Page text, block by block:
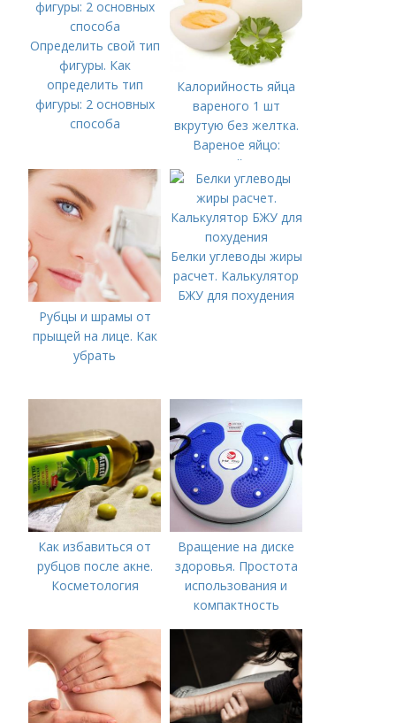
Определить свой тип
фигуры. Как
определить тип
фигуры: 2 основных
способа
Калорийность яйца
вареного 1 шт
вкрутую без желтка.
Вареное яйцо:
калорийность
Рубцы и шрамы от
прыщей на лице. Как
убрать
Белки углеводы жиры
расчет. Калькулятор
БЖУ для похудения
Как избавиться от
рубцов после акне.
Косметология
Вращение на диске
здоровья. Простота
использования и
компактность